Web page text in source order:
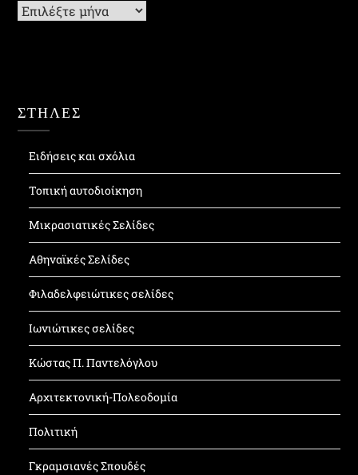
Ιστορικό
ΣΤΗΛΕΣ
Ειδήσεις και σχόλια
Τοπική αυτοδιοίκηση
Μικρασιατικές Σελίδες
Αθηναϊκές Σελίδες
Φιλαδελφειώτικες σελίδες
Ιωνιώτικες σελίδες
Κώστας Π. Παντελόγλου
Αρχιτεκτονική-Πολεοδομία
Πολιτική
Γκραμσιανές Σπουδές